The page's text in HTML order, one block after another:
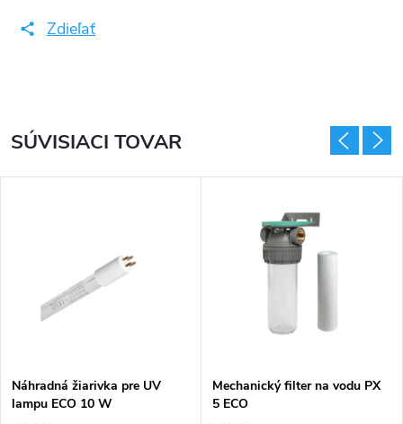
Zdieľať
SÚVISIACI TOVAR
Náhradná žiarivka pre UV
lampu ECO 10 W
Mechanický filter na vodu PX
5 ECO